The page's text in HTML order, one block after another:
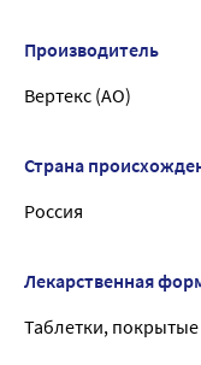
Производитель
Вертекс (АО)
Страна
Россия
Лекарственная
Таблетки,